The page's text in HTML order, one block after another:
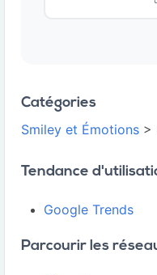
Catégories
Smiley et Émotions >
Tendance
Google Trends
Parcourir les